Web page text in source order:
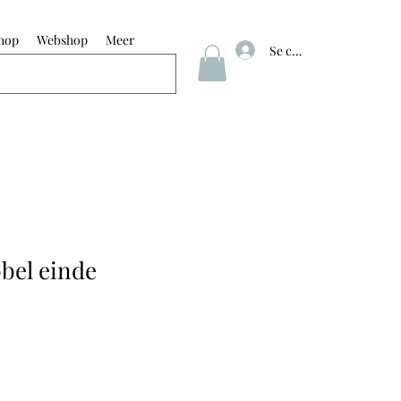
Webshop Meer
Se connecter
einde